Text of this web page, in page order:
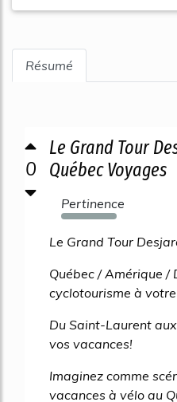
Résumé
0
Le Grand Tour
Québec Voyages
Pertinence
2587%
Le Grand Tour
Québec / Amérique /
cyclotourisme à
Du Saint-Laurent
vos vacances!
Imaginez comme
vacances à vélo au